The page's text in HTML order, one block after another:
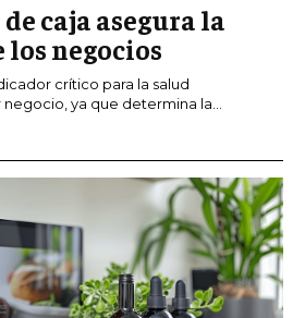
caja asegura la
negocios
crítico para la salud
ya que determina la...